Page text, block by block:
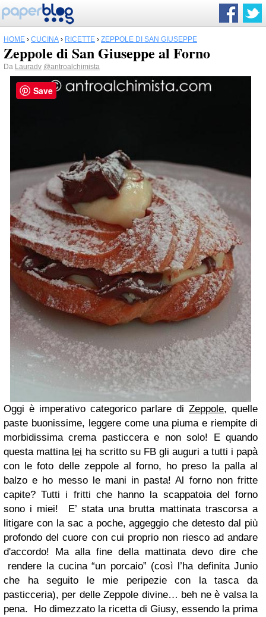
HOME › CUCINA › RICETTE › ZEPPOLE DI SAN GIUSEPPE
Zeppole di San Giuseppe al Forno
Da Lauradv @antroalchimista
Oggi è imperativo categorico parlare diZeppole, quelle
paste buonissime, leggere come una piuma e riempite di
morbidissima crema pasticcera e non solo!
E quando
questa mattina lei ha scritto su FB gli auguri a tutti i papà
con le foto delle zeppole al forno, ho preso la palla al
balzo e ho messo le mani in pasta! Al forno non fritte
capite? Tutti i fritti che hanno la scappatoia del forno
sono i miei!
E’ stata una brutta mattinata trascorsa a
litigare con la sac a poche, aggeggio che detesto dal più
profondo del cuore con cui proprio non riesco ad andare
d'accordo! Ma alla fine della mattinata devo dire che
rendere la cucina “un porcaio” (così l’ha definita Junio
che ha seguito le mie peripezie con la tasca da
pasticceria), per delle Zeppole divine… beh ne è valsa la
pena. Ho dimezzato la ricetta di Giusy, essendo la prima
Save